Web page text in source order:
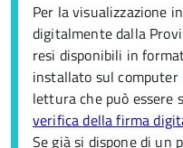
Per la visualizzazione
digitalmente dalla
resi disponibili in
installato sul computer
lettura che può essere
verifica della firma
Se già si dispone di un